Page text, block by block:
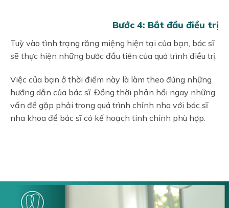
Bước 4: Bắt đầu điều trị
Tuỳ vào tình trạng răng miệng hiện tại của bạn, bác sĩ
sẽ thực hiện những bước đầu tiên của quá trình điều trị.
Việc của bạn ở thời điểm này là làm theo đúng những
hướng dẫn của bác sĩ. Đồng thời phản hồi ngay những
vấn đề gặp phải trong quá trình chỉnh nha với bác sĩ
nha khoa để bác sĩ có kế hoạch tinh chỉnh phù hợp.